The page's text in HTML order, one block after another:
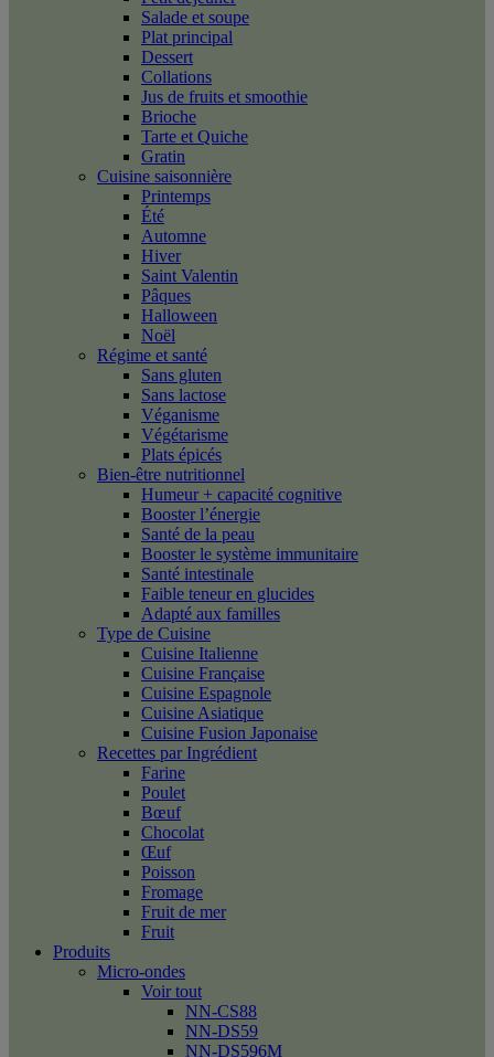
Salade et soupe
Plat principal
Dessert
Collations
Jus de fruits et smoothie
Brioche
Tarte et Quiche
Gratin
Cuisine saisonnière
Printemps
Été
Automne
Hiver
Saint Valentin
Pâques
Halloween
Noël
Régime et santé
Sans gluten
Sans lactose
Véganisme
Végétarisme
Plats épicés
Bien-être nutritionnel
Humeur + capacité cognitive
Booster l’énergie
Santé de la peau
Booster le système immunitaire
Santé intestinale
Faible teneur en glucides
Adapté aux familles
Type de Cuisine
Cuisine Italienne
Cuisine Française
Cuisine Espagnole
Cuisine Asiatique
Cuisine Fusion Japonaise
Recettes par Ingrédient
Farine
Poulet
Bœuf
Chocolat
Œuf
Poisson
Fromage
Fruit de mer
Fruit
Produits
Micro-ondes
Voir tout
NN-CS88
NN-DS59
NN-DS596M